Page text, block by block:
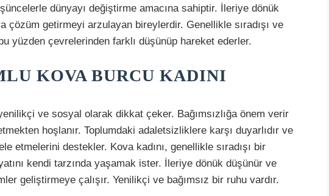
dünyayı değiştirme amacına sahiptir. İleriye dönük
çözüm getirmeyi arzulayan bireylerdir. Genellikle sıradışı ve
yüzden çevrelerinden farklı düşünüp hareket ederler.
KOVA BURCU KADINI
ve sosyal olarak dikkat çeker. Bağımsızlığa önem verir
hoşlanır. Toplumdaki adaletsizliklere karşı duyarlıdır ve
etmelerini destekler. Kova kadını, genellikle sıradışı bir
kendi tarzında yaşamak ister. İleriye dönük düşünür ve
geliştirmeye çalışır. Yenilikçi ve bağımsız bir ruhu vardır.